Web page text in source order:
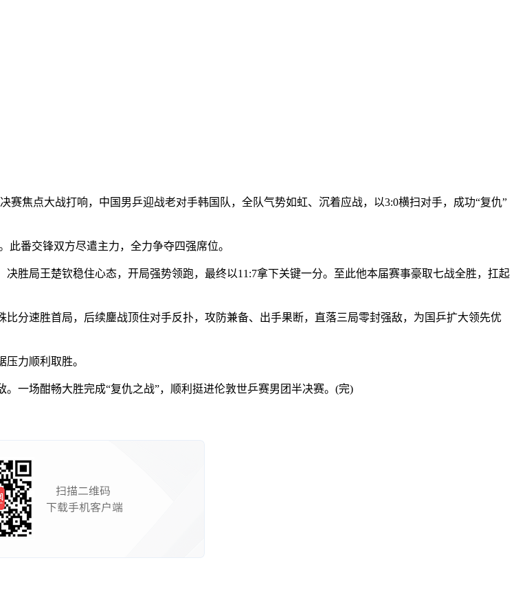
赛焦点大战打响，中国男乒迎战老对手韩国队，全队气势如虹、沉着应战，以3:0横扫对手，成功“复仇”
番交锋双方尽遣主力，全力争夺四强席位。
局王楚钦稳住心态，开局强势领跑，最终以11:7拿下关键一分。至此他本届赛事豪取七战全胜，扛起
速胜首局，后续鏖战顶住对手反扑，攻防兼备、出手果断，直落三局零封强敌，为国乒扩大领先优
力顺利取胜。
场酣畅大胜完成“复仇之战”，顺利挺进伦敦世乒赛男团半决赛。(完)